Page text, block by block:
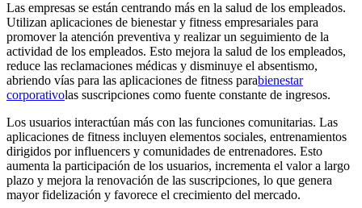
Las empresas se están centrando más en la salud de los empleados.
Utilizan aplicaciones de bienestar y fitness empresariales para
promover la atención preventiva y realizar un seguimiento de la
actividad de los empleados. Esto mejora la salud de los empleados,
reduce las reclamaciones médicas y disminuye el absentismo,
abriendo vías para las aplicaciones de fitness parabienestar
corporativolas suscripciones como fuente constante de ingresos.
Los usuarios interactúan más con las funciones comunitarias. Las
aplicaciones de fitness incluyen elementos sociales, entrenamientos
dirigidos por influencers y comunidades de entrenadores. Esto
aumenta la participación de los usuarios, incrementa el valor a largo
plazo y mejora la renovación de las suscripciones, lo que genera
mayor fidelización y favorece el crecimiento del mercado.